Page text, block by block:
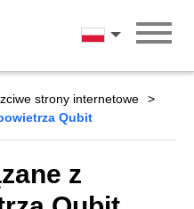
Polski
strony internetowe
Qubit
z